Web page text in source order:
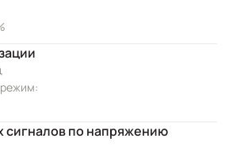
сигналов по напряжению